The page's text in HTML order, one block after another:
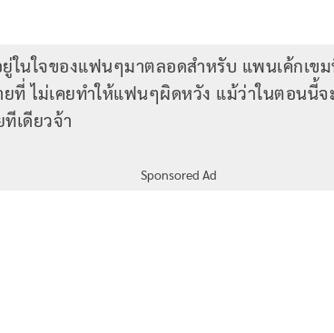
ยู่ในใจของแฟนๆมาตลอดสำหรับ แพนเค้กเข
ที่ ไม่เคยทำให้แฟนๆผิดหวัง แม้ว่าในตอนนี้จ
เดียวจ้า
Sponsored Ad